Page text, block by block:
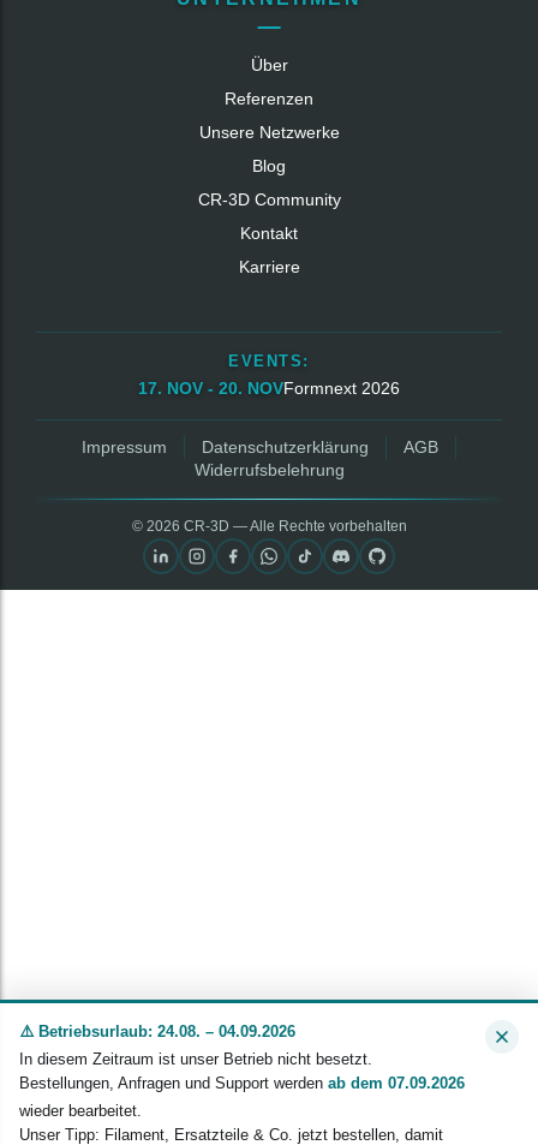
Über
Referenzen
Unsere Netzwerke
Blog
CR‑3D Community
Kontakt
Karriere
EVENTS:
17. NOV - 20. NOVFormnext 2026
Impressum Datenschutzerklärung
AGB
Widerrufsbelehrung
© 2026 CR‑3D — Alle Rechte vorbehalten
⚠️ Betriebsurlaub: 24.08. – 04.09.2026
In diesem Zeitraum ist unser Betrieb nicht besetzt.
Bestellungen, Anfragen und Support werden ab dem 07.09.2026
wieder bearbeitet.
Unser Tipp: Filament, Ersatzteile & Co. jetzt bestellen, damit